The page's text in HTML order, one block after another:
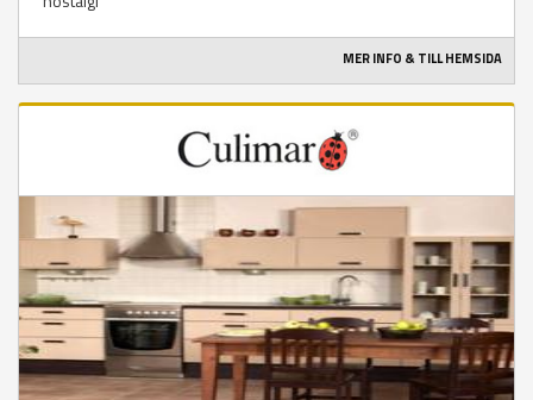
MER INFO & TILL HEMSIDA